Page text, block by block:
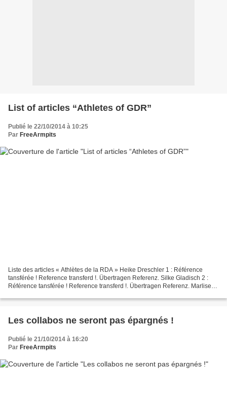
List of articles “Athletes of GDR”
Publié le 22/10/2014 à 10:25
Par FreeArmpits
Liste des articles « Athlètes de la RDA » Heike Dreschler 1 : Référence
tansférée ! Reference transferd !. Übertragen Referenz. Silke Gladisch 2 :
Référence tansférée ! Reference transferd !. Übertragen Referenz. Marlise
Les collabos ne seront pas épargnés !
Publié le 21/10/2014 à 16:20
Par FreeArmpits